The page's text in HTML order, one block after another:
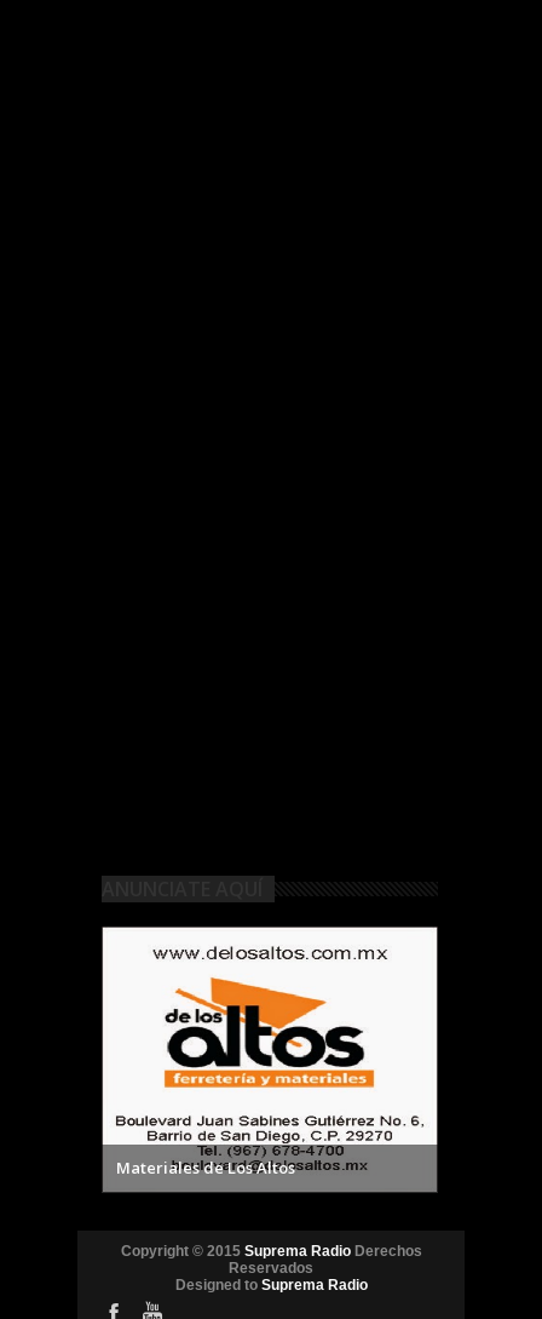
Materiales de Los Altos
Copyright © 2015 Suprema Radio Derechos
Reservados
Designed to Suprema Radio